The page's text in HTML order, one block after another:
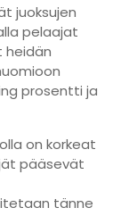
juoksujen
pelaajat
heidän
prosentti ja
on korkeat
pääsevät
tänne